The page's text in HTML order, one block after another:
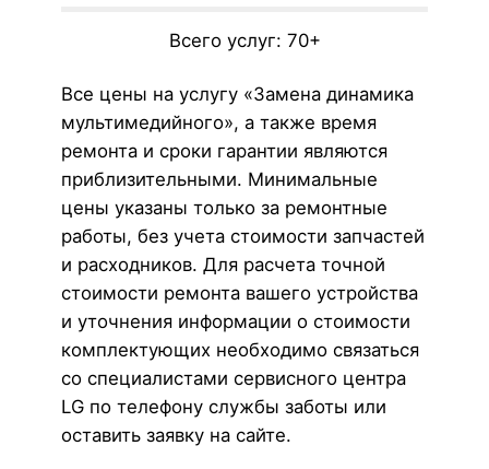
Всего услуг: 70+
Все цены на услугу «Замена динамика
мультимедийного», а также время
ремонта и сроки гарантии являются
приблизительными. Минимальные
цены указаны только за ремонтные
работы, без учета стоимости запчастей
и расходников. Для расчета точной
стоимости ремонта вашего устройства
и уточнения информации о стоимости
комплектующих необходимо связаться
со специалистами сервисного центра
LG по телефону службы заботы или
оставить заявку на сайте.